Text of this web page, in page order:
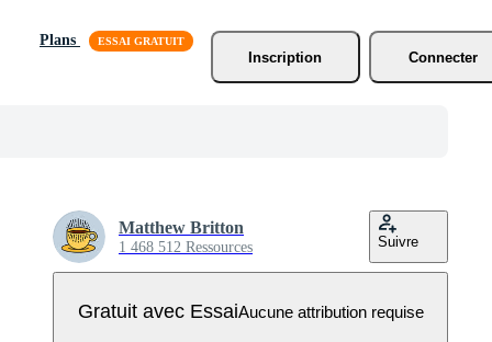
Plans
Inscription
Connecter
Matthew Britton
1 468 512 Ressources Suivre
Gratuit avec EssaiAucune attribution requise